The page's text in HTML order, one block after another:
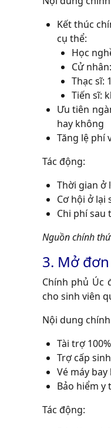
Kết thúc
cụ thể:
Học
Cử
Thạc sĩ:
Tiến sĩ:
Ưu tiên
hay không
Tăng lệ phí
Tác động:
Thời gian ở
Cơ hội ở lại
Chi phí sau
Nguồn chính
3. Mở
Chính phủ Úc
cho sinh viên
Nội dung
Tài trợ
Trợ cấp
Vé máy
Bảo hiểm y
Tác động: